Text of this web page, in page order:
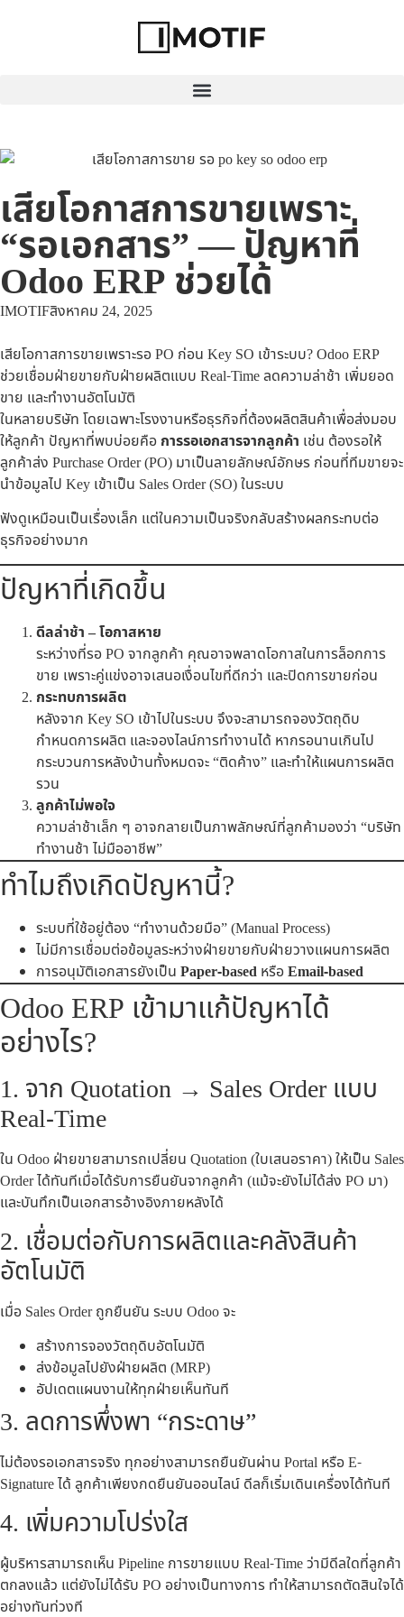
เสียโอกาสการขายเพราะ
“รอเอกสาร” — ปัญหาที่
Odoo ERP ช่วยได้
IMOTIFสิงหาคม 24, 2025
เสียโอกาสการขายเพราะรอ PO ก่อน Key SO เข้าระบบ? Odoo ERP
ช่วยเชื่อมฝ่ายขายกับฝ่ายผลิตแบบ Real-Time ลดความล่าช้า เพิ่มยอด
ขาย และทำงานอัตโนมัติ
ในหลายบริษัท โดยเฉพาะโรงงานหรือธุรกิจที่ต้องผลิตสินค้าเพื่อส่งมอบ
ให้ลูกค้า ปัญหาที่พบบ่อยคือ การรอเอกสารจากลูกค้า เช่น ต้องรอให้
ลูกค้าส่ง Purchase Order (PO) มาเป็นลายลักษณ์อักษร ก่อนที่ทีมขายจะ
นำข้อมูลไป Key เข้าเป็น Sales Order (SO) ในระบบ
ฟังดูเหมือนเป็นเรื่องเล็ก แต่ในความเป็นจริงกลับสร้างผลกระทบต่อ
ธุรกิจอย่างมาก
ปัญหาที่เกิดขึ้น
ดีลล่าช้า – โอกาสหาย
ระหว่างที่รอ PO จากลูกค้า คุณอาจพลาดโอกาสในการล็อกการ
ขาย เพราะคู่แข่งอาจเสนอเงื่อนไขที่ดีกว่า และปิดการขายก่อน
กระทบการผลิต
หลังจาก Key SO เข้าไปในระบบ จึงจะสามารถจองวัตถุดิบ
กำหนดการผลิต และจองไลน์การทำงานได้ หากรอนานเกินไป
กระบวนการหลังบ้านทั้งหมดจะ “ติดค้าง” และทำให้แผนการผลิต
รวน
ลูกค้าไม่พอใจ
ความล่าช้าเล็ก ๆ อาจกลายเป็นภาพลักษณ์ที่ลูกค้ามองว่า “บริษัท
ทำงานช้า ไม่มืออาชีพ”
ทำไมถึงเกิดปัญหานี้?
ระบบที่ใช้อยู่ต้อง “ทำงานด้วยมือ” (Manual Process)
ไม่มีการเชื่อมต่อข้อมูลระหว่างฝ่ายขายกับฝ่ายวางแผนการผลิต
การอนุมัติเอกสารยังเป็น Paper-based หรือEmail-based
Odoo ERP เข้ามาแก้ปัญหาได้
อย่างไร?
1. จาก Quotation → Sales Order แบบ
Real-Time
ใน Odoo ฝ่ายขายสามารถเปลี่ยน Quotation (ใบเสนอราคา) ให้เป็น Sales
Order ได้ทันทีเมื่อได้รับการยืนยันจากลูกค้า (แม้จะยังไม่ได้ส่ง PO มา)
และบันทึกเป็นเอกสารอ้างอิงภายหลังได้
2. เชื่อมต่อกับการผลิตและคลังสินค้า
อัตโนมัติ
เมื่อ Sales Order ถูกยืนยัน ระบบ Odoo จะ
สร้างการจองวัตถุดิบอัตโนมัติ
ส่งข้อมูลไปยังฝ่ายผลิต (MRP)
อัปเดตแผนงานให้ทุกฝ่ายเห็นทันที
3. ลดการพึ่งพา “กระดาษ”
ไม่ต้องรอเอกสารจริง ทุกอย่างสามารถยืนยันผ่าน Portal หรือ E-
Signature ได้ ลูกค้าเพียงกดยืนยันออนไลน์ ดีลก็เริ่มเดินเครื่องได้ทันที
4. เพิ่มความโปร่งใส
ผู้บริหารสามารถเห็น Pipeline การขายแบบ Real-Time ว่ามีดีลใดที่ลูกค้า
ตกลงแล้ว แต่ยังไม่ได้รับ PO อย่างเป็นทางการ ทำให้สามารถตัดสินใจได้
อย่างทันท่วงที